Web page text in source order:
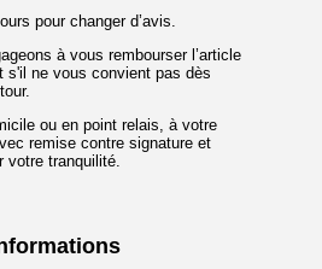
pour changer d’avis.
à vous rembourser l’article
s'il ne vous convient pas dès
ou en point relais, à votre
remise contre signature et
votre tranquilité.